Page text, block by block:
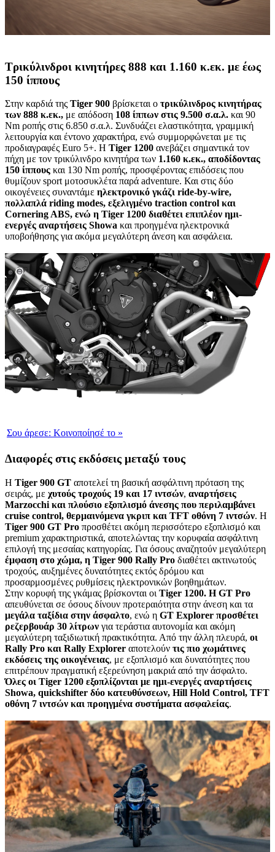
Τρικύλινδροι κινητήρες 888 και 1.160 κ.εκ. με έως
150 ίππους
Στην καρδιά της Tiger 900 βρίσκεται ο τρικύλινδρος κινητήρας
των 888 κ.εκ., με απόδοση 108 ίππων στις 9.500 σ.α.λ. και 90
Nm ροπής στις 6.850 σ.α.λ. Συνδυάζει ελαστικότητα, γραμμική
λειτουργία και έντονο χαρακτήρα, ενώ συμμορφώνεται με τις
προδιαγραφές Euro 5+. Η Tiger 1200 ανεβάζει σημαντικά τον
πήχη με τον τρικύλινδρο κινητήρα των 1.160 κ.εκ., αποδίδοντας
150 ίππους και 130 Nm ροπής, προσφέροντας επιδόσεις που
θυμίζουν sport μοτοσυκλέτα παρά adventure. Και στις δύο
οικογένειες συναντάμε ηλεκτρονικό γκάζι ride-by-wire,
πολλαπλά riding modes, εξελιγμένο traction control και
Cornering ABS, ενώ η Tiger 1200 διαθέτει επιπλέον ημι-
ενεργές αναρτήσεις Showa και προηγμένα ηλεκτρονικά
υποβοήθησης για ακόμα μεγαλύτερη άνεση και ασφάλεια.
Σου άρεσε: Κοινοποίησέ το »
Διαφορές στις εκδόσεις μεταξύ τους
Η Tiger 900 GT αποτελεί τη βασική ασφάλτινη πρόταση της
σειράς, με χυτούς τροχούς 19 και 17 ιντσών, αναρτήσεις
Marzocchi και πλούσιο εξοπλισμό άνεσης που περιλαμβάνει
cruise control, θερμαινόμενα γκριπ και TFT οθόνη 7 ιντσών. Η
Tiger 900 GT Pro προσθέτει ακόμη περισσότερο εξοπλισμό και
premium χαρακτηριστικά, αποτελώντας την κορυφαία ασφάλτινη
επιλογή της μεσαίας κατηγορίας. Για όσους αναζητούν μεγαλύτερη
έμφαση στο χώμα, η Tiger 900 Rally Pro διαθέτει ακτινωτούς
τροχούς, αυξημένες δυνατότητες εκτός δρόμου και
προσαρμοσμένες ρυθμίσεις ηλεκτρονικών βοηθημάτων.
Στην κορυφή της γκάμας βρίσκονται οι Tiger 1200. Η GT Pro
απευθύνεται σε όσους δίνουν προτεραιότητα στην άνεση και τα
μεγάλα ταξίδια στην άσφαλτο, ενώ η GT Explorer προσθέτει
ρεζερβουάρ 30 λίτρων για τεράστια αυτονομία και ακόμη
μεγαλύτερη ταξιδιωτική πρακτικότητα. Από την άλλη πλευρά, οι
Rally Pro και Rally Explorer αποτελούν τις πιο χωμάτινες
εκδόσεις της οικογένειας, με εξοπλισμό και δυνατότητες που
επιτρέπουν πραγματική εξερεύνηση μακριά από την άσφαλτο.
Όλες οι Tiger 1200 εξοπλίζονται με ημι-ενεργές αναρτήσεις
Showa, quickshifter δύο κατευθύνσεων, Hill Hold Control, TFT
οθόνη 7 ιντσών και προηγμένα συστήματα ασφαλείας.